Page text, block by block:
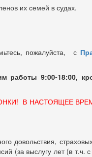
их семей в судах.
пожалуйста, с
работы 9:00-18:00,
В НАСТОЯЩЕЕ
довольствия,
(за выслугу лет (в т.ч. с